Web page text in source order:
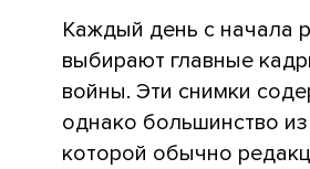
Каждый день с начала
выбирают главные
войны. Эти снимки
однако большинство
которой обычно